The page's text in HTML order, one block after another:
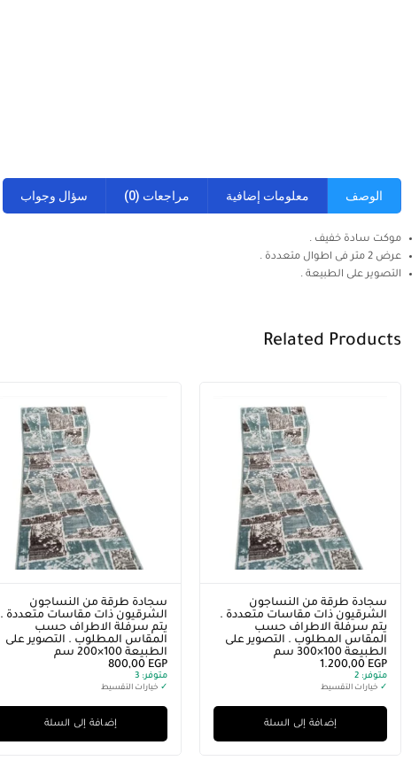
الوصف معلومات إضافية مراجعات (0) سؤال وجواب
موكت سادة خفيف .
عرض 2 متر فى اطوال متعددة .
التصوير على الطبيعة .
Related Products
سجادة طرقة من النساجون
الشرقيون ذات مقاسات متعددة .
يتم سرفلة الاطراف حسب
المقاس المطلوب . التصوير على
الطبيعة 100×300 سم
1.200,00 EGP
متوفر:
✓ خيارات التقسيط
إضافة إلى السلة
سجادة طرقة من النساجون
الشرقيون ذات مقاسات متعددة .
يتم سرفلة الاطراف حسب
المقاس المطلوب . التصوير على
الطبيعة 100×200 سم
800,00 EGP
متوفر:
✓ خيارات التقسيط
إضافة إلى السلة